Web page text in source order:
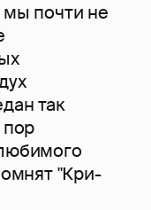
мы почти не
так
"Кри-